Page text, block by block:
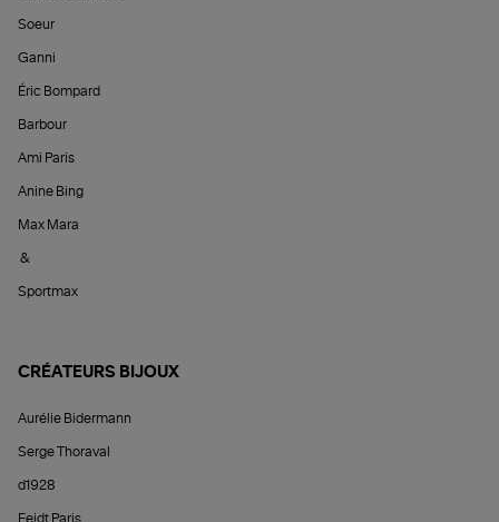
Soeur
Ganni
Éric Bompard
Barbour
Ami Paris
Anine Bing
Max Mara
&
Sportmax
CRÉATEURS BIJOUX
Aurélie Bidermann
Serge Thoraval
d1928
Feidt Paris